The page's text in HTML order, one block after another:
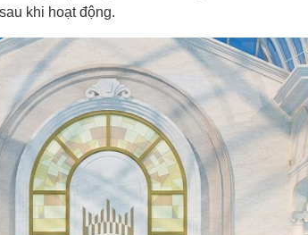
khi hoạt động.